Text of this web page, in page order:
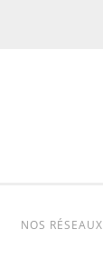
NOS RÉSEAUX